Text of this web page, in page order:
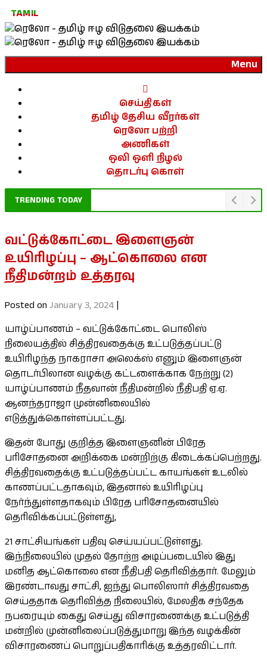
TAMIL
Menu
செய்திகள்
தமிழ் தேசிய வீரர்கள்
ரெலோ பற்றி
அணிகள்
ஒலி ஒளி நிழல்
தொடர்பு கொள்
TRENDING TODAY
வட்டுக்கோட்டை இளைஞன்
உயிரிழப்பு – ஆட்கொலை என
நீதிமன்றம் உத்தரவு
Posted on January 3, 2024 |
யாழ்ப்பாணம் – வட்டுக்கோட்டை பொலிஸ்
நிலையத்தில் சித்திரவதைக்கு உட்படுத்தப்பட்டு
உயிரிழந்த நாகராசா அலெக்ஸ் எனும் இளைஞன்
தொடர்பிலான வழக்கு கட்டளைக்காக நேற்று (2)
யாழ்ப்பாணம் நீதவான் நீதிமன்றில் நீதிபதி ஏ.ஏ.
ஆனந்தராஜா முன்னிலையில்
எடுத்துக்கொள்ளப்பட்டது.
இதன் போது குறித்த இளைஞனின் பிரேத
பரிசோதனை அறிக்கை மன்றிற்கு கிடைக்கப்பெற்றது.
சித்திரவதைக்கு உட்படுத்தப்பட்ட காயங்கள் உடலில்
காணப்பட்டதாகவும், இதனால் உயிரிழப்பு
நேர்ந்துள்ளதாகவும் பிரேத பரிசோதனையில்
தெரிவிக்கப்பட்டுள்ளது,
21 சாட்சியங்கள் பதிவு செய்யப்பட்டுள்ளது.
இந்நிலையில் முதல் தோற்ற அடிப்படையில் இது
மனித ஆட்கொலை என நீதிபதி தெரிவித்தார். மேலும்
இரண்டாவது சாட்சி, ஐந்து பொலிஸார் சித்திரவதை
செய்ததாக தெரிவித்த நிலையில், மேலதிக சந்தேக
நபரையும் கைது செய்து விசாரணைக்கு உட்படுத்தி
மன்றில் முன்னிலைப்படுத்துமாறு இந்த வழக்கின்
விசாரணைப் பொறுப்பதிகாரிக்கு உத்தரவிட்டார்.